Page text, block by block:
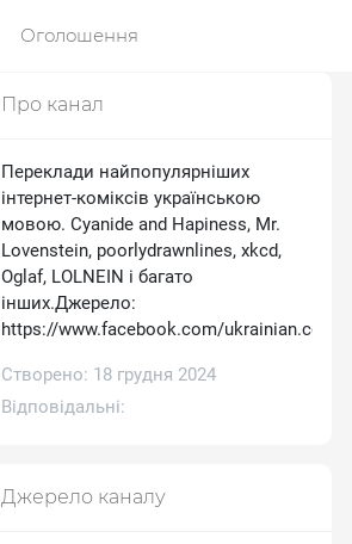
Оголошення
Про канал
Переклади найпопулярніших
інтернет-коміксів українською
мовою. Cyanide and Hapiness, Mr.
Lovenstein, poorlydrawnlines, xkcd,
Oglaf, LOLNEIN і багато
інших.Джерело:
https://www.facebook.com/ukrainian.comics
Створено: 18 грудня 2024
Відповідальні:
Джерело каналу